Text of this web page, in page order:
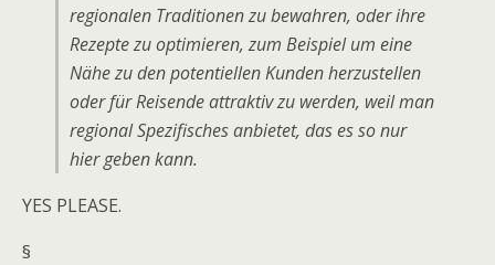
regionalen Traditionen zu bewahren, oder ihre
Rezepte zu optimieren, zum Beispiel um eine
Nähe zu den potentiellen Kunden herzustellen
oder für Reisende attraktiv zu werden, weil man
regional Spezifisches anbietet, das es so nur
hier geben kann.
YES PLEASE.
§